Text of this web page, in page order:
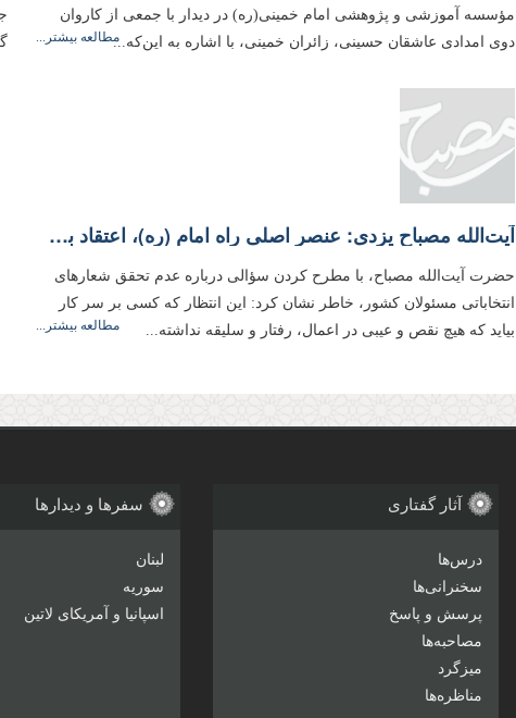
مؤسسه آموزشی و پژوهشی امام خمینی(ره) در دیدار با جمعی از كاروان
دوی امدادی عاشقان حسینی، زائران خمینی، با اشاره به این‌كه...مطالعه بیشتر...
آیت‌الله مصباح یزدی: عنصر اصلی راه امام (ره)، اعتقاد به مهدویت و در كنار آن وفاداری به اسلام و ولی‌فقیه است
حضرت آیت‌الله مصباح، با مطرح کردن سؤالی درباره عدم تحقق شعارهای
انتخاباتی مسئولان کشور، خاطر نشان كرد:‌ این انتظار که كسی بر سر كار
بیاید كه هیچ نقص و عیبی در اعمال، رفتار و سلیقه نداشته...
مطالعه بیشتر...
آثار گفتاری
درس‌ها
سخنرانی‌ها
پرسش و پاسخ
مصاحبه‌ها
میزگرد
مناظره‌ها
سفرها و دیدارها
لبنان
سوریه
اسپانیا و آمریکای لاتین